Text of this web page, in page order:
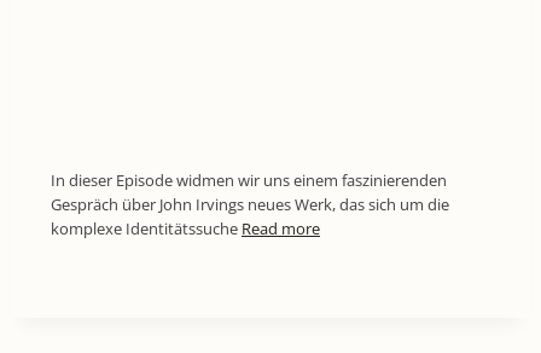
In dieser Episode widmen wir uns einem faszinierenden
Gespräch über John Irvings neues Werk, das sich um die
komplexe Identitätssuche Read more